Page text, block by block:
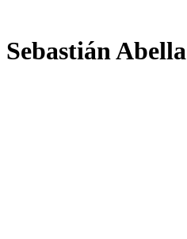
Sebastián Abella